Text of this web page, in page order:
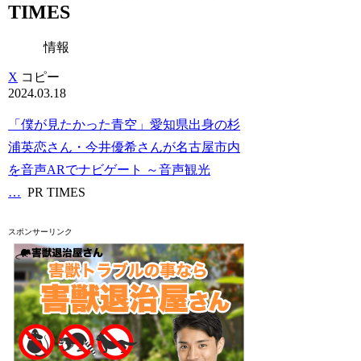
TIMES
情報
X コピー
2024.03.18
「僕が見たかった青空」愛知県出身の杉
浦英恋さん・今井優希さんが名古屋市内
を音声ARでナビゲート ～音声観光
… PR TIMES
スポンサーリンク